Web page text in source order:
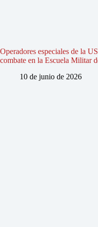
Operadores especiales de la
combate en la Escuela Militar
10 de junio de 2026